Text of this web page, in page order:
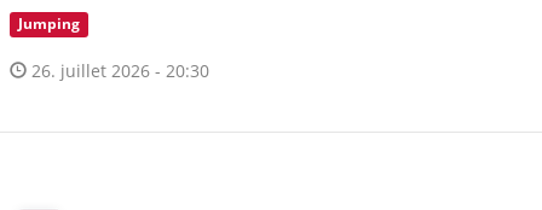
Jumping
26. juillet 2026 - 20:30